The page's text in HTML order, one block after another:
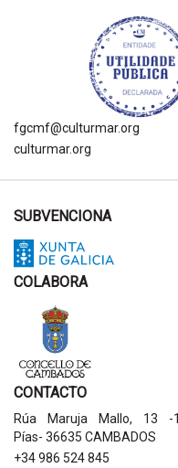
fgcmf@culturmar.org
culturmar.org
SUBVENCIONA
COLABORA
CONTACTO
Rúa Maruja Mallo, 13 -
Pías- 36635 CAMBADOS
+34 986 524 845